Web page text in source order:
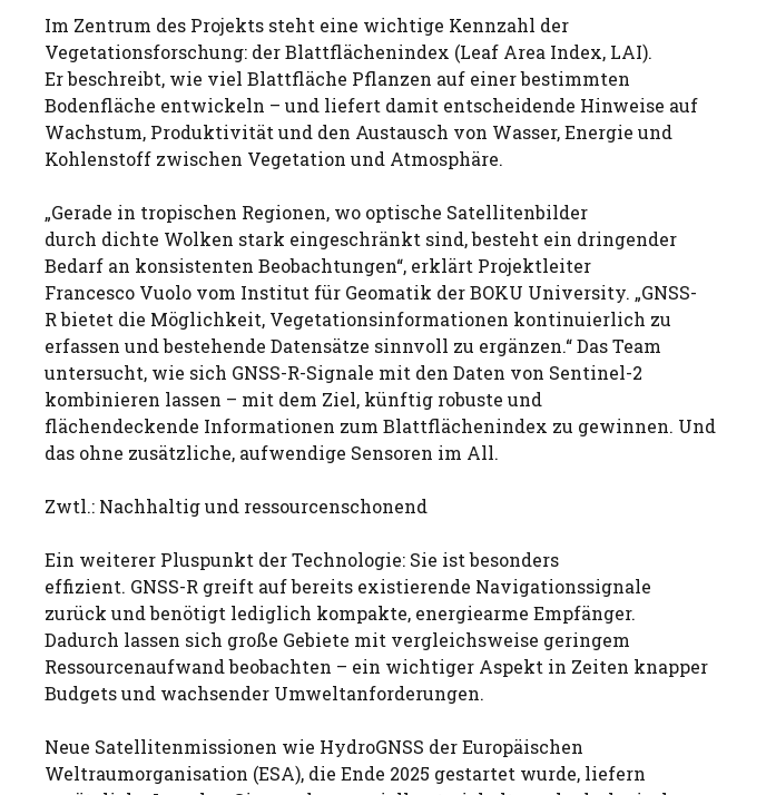
Im Zentrum des Projekts steht eine wichtige Kennzahl der
Vegetationsforschung: der Blattflächenindex (Leaf Area Index, LAI).
Er beschreibt, wie viel Blattfläche Pflanzen auf einer bestimmten
Bodenfläche entwickeln – und liefert damit entscheidende Hinweise auf
Wachstum, Produktivität und den Austausch von Wasser, Energie und
Kohlenstoff zwischen Vegetation und Atmosphäre.
„Gerade in tropischen Regionen, wo optische Satellitenbilder
durch dichte Wolken stark eingeschränkt sind, besteht ein dringender
Bedarf an konsistenten Beobachtungen“, erklärt Projektleiter
Francesco Vuolo vom Institut für Geomatik der BOKU University. „GNSS-
R bietet die Möglichkeit, Vegetationsinformationen kontinuierlich zu
erfassen und bestehende Datensätze sinnvoll zu ergänzen.“ Das Team
untersucht, wie sich GNSS-R-Signale mit den Daten von Sentinel-2
kombinieren lassen – mit dem Ziel, künftig robuste und
flächendeckende Informationen zum Blattflächenindex zu gewinnen. Und
das ohne zusätzliche, aufwendige Sensoren im All.
Zwtl.: Nachhaltig und ressourcenschonend
Ein weiterer Pluspunkt der Technologie: Sie ist besonders
effizient. GNSS-R greift auf bereits existierende Navigationssignale
zurück und benötigt lediglich kompakte, energiearme Empfänger.
Dadurch lassen sich große Gebiete mit vergleichsweise geringem
Ressourcenaufwand beobachten – ein wichtiger Aspekt in Zeiten knapper
Budgets und wachsender Umweltanforderungen.
Neue Satellitenmissionen wie HydroGNSS der Europäischen
Weltraumorganisation (ESA), die Ende 2025 gestartet wurde, liefern